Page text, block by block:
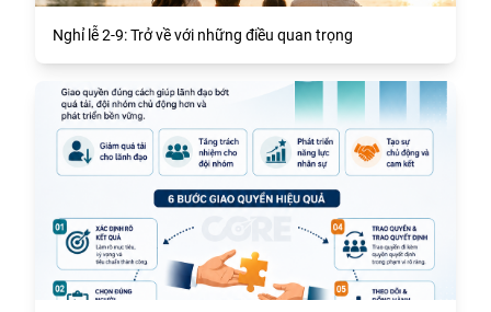
Nghỉ lễ 2-9: Trở về với những điều quan trọng